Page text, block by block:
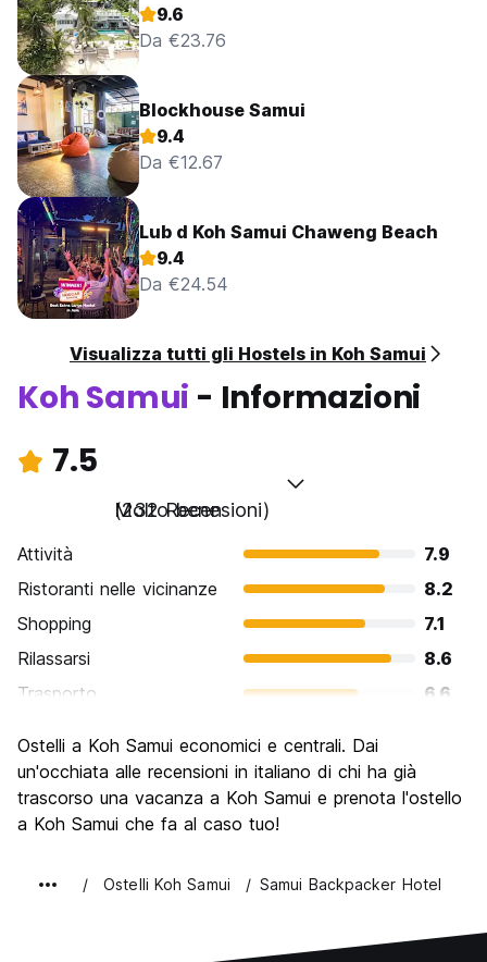
9.6
Da €23.76
Blockhouse Samui
9.4
Da €12.67
Lub d Koh Samui Chaweng Beach
9.4
Da €24.54
Visualizza tutti gli Hostels in Koh Samui
Koh Samui - Informazioni
7.5
Molto bene
(232 Recensioni)
Attività
7.9
Ristoranti nelle vicinanze
8.2
Shopping
7.1
Rilassarsi
8.6
Trasporto
6.6
Luoghi di interesse culturale
Festa / Vita notturna
8.0
Qualita' Prezzo
Ostelli a Koh Samui economici e centrali. Dai
un'occhiata alle recensioni in italiano di chi ha già
trascorso una vacanza a Koh Samui e prenota l'ostello
a Koh Samui che fa al caso tuo!
Ostelli Koh Samui Samui Backpacker Hotel